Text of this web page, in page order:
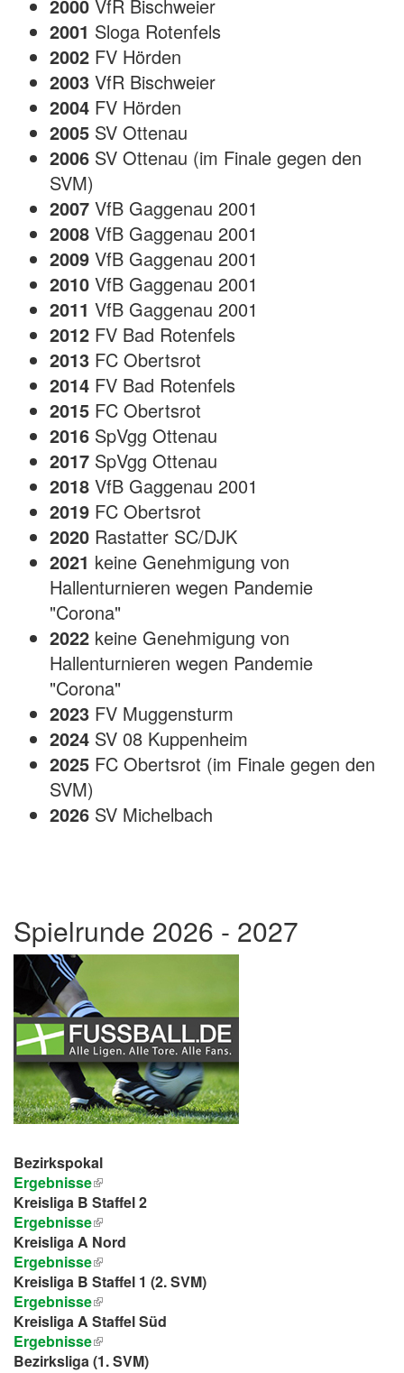
2000 VfR Bischweier
2001 Sloga Rotenfels
2002 FV Hörden
2003 VfR Bischweier
2004 FV Hörden
2005 SV Ottenau
2006 SV Ottenau (im Finale gegen den
SVM)
2007 VfB Gaggenau 2001
2008 VfB Gaggenau 2001
2009 VfB Gaggenau 2001
2010 VfB Gaggenau 2001
2011 VfB Gaggenau 2001
2012 FV Bad Rotenfels
2013 FC Obertsrot
2014 FV Bad Rotenfels
2015 FC Obertsrot
2016 SpVgg Ottenau
2017 SpVgg Ottenau
2018 VfB Gaggenau 2001
2019 FC Obertsrot
2020 Rastatter SC/DJK
2021 keine Genehmigung von
Hallenturnieren wegen Pandemie
"Corona"
2022 keine Genehmigung von
Hallenturnieren wegen Pandemie
"Corona"
2023 FV Muggensturm
2024 SV 08 Kuppenheim
2025 FC Obertsrot (im Finale gegen den
SVM)
2026 SV Michelbach
Spielrunde 2026 - 2027
Bezirkspokal
Ergebnisse
Kreisliga B Staffel 2
Ergebnisse
Kreisliga A Nord
Ergebnisse
Kreisliga B Staffel 1 (2. SVM)
Ergebnisse
Kreisliga A Staffel Süd
Ergebnisse
Bezirksliga (1. SVM)